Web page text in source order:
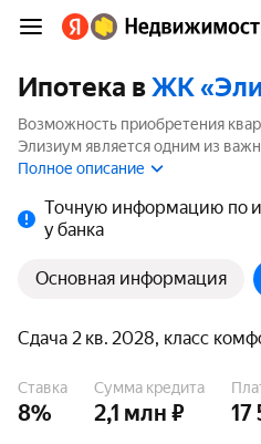
Ипотека вЖК
Возможность приобретения
Элизиум является одним из
На странице мы собрали
Полное описание
Точную информацию по
у банка
Основная информация
Сдача 2 кв. 2028, класс
Ставка
8%
Сумма кредита
2,1 млн ₽ 17